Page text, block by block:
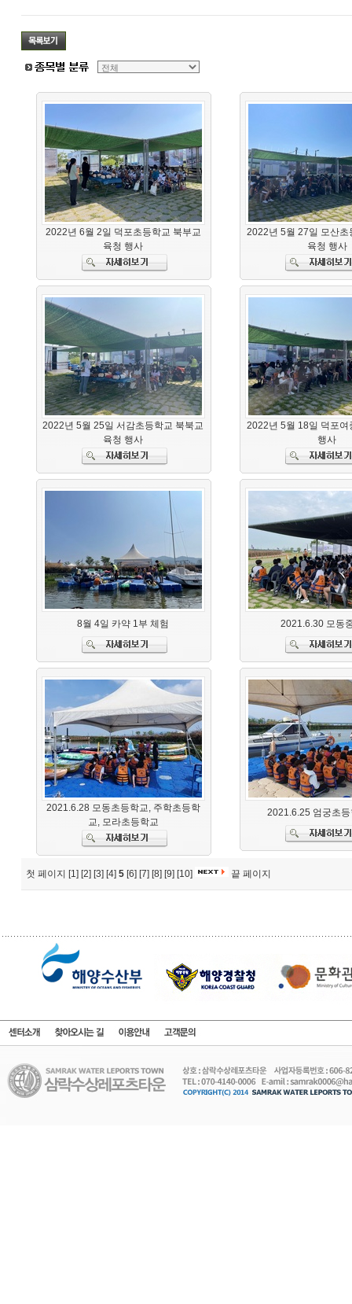
2022년 6월 2일 덕포초등학교 북부교
육청 행사
2022년 5월 27일 모산초
육청 행사
2022년 5월 25일 서감초등학교 북북교
육청 행사
2022년 5월 18일 덕포여
행사
8월 4일 카약 1부 체험 2021.6.30 모동
2021.6.28 모동초등학교, 주학초등학
교, 모라초등학교
2021.6.25 엄궁초
첫 페이지 [1] [2] [3] [4] 5 [6] [7] [8] [9] [10] 끝 페이지